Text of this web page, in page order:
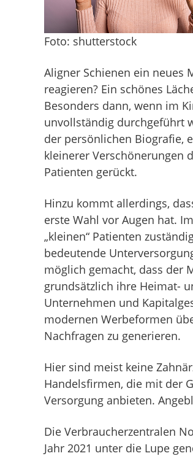
Foto: shutterstock
Aligner Schienen ein neues
reagieren? Ein schönes
Besonders dann, wenn im
unvollständig durchgeführt
der persönlichen Biografie,
kleinerer Verschönerungen
Patienten gerückt.
Hinzu kommt allerdings,
erste Wahl vor Augen hat.
„kleinen“ Patienten
bedeutende
möglich gemacht, dass der
grundsätzlich ihre Heimat-
Unternehmen und
modernen Werbeformen
Nachfragen zu generieren.
Hier sind meist keine
Handelsfirmen, die mit der
Versorgung anbieten.
Die Verbraucherzentralen
Jahr 2021 unter die Lupe